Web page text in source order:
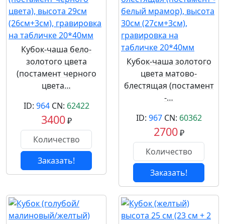
Кубок-чаша бело-
золотого цвета
(постамент черного
цвета…
ID: 964CN: 62422
3400₽
Заказать!
Кубок-чаша золотого
цвета матово-
блестящая (постамент
-…
ID: 967CN: 60362
2700₽
Заказать!